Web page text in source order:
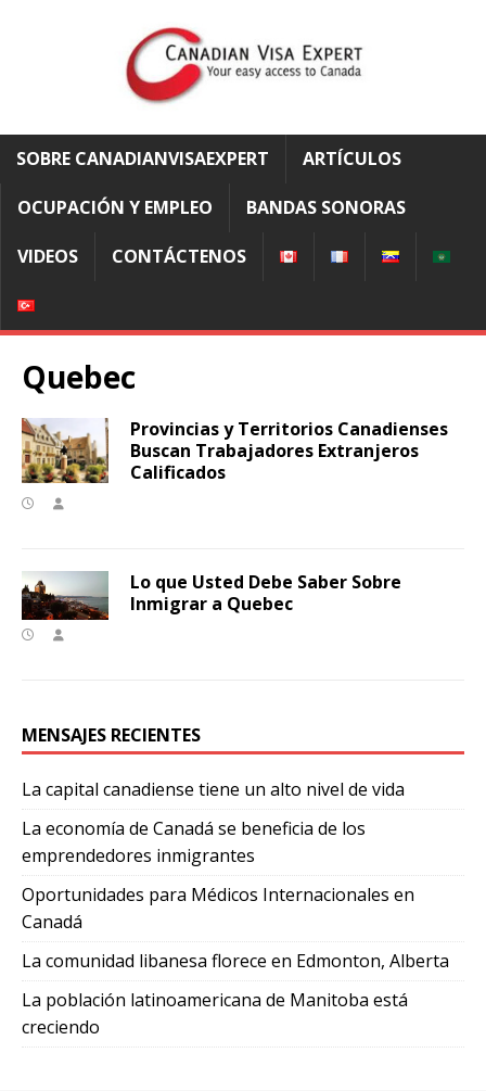
SOBRE CANADIANVISAEXPERT ARTÍCULOS
OCUPACIÓN Y EMPLEO BANDAS SONORAS
VIDEOS CONTÁCTENOS
Quebec
Provincias y Territorios Canadienses
Buscan Trabajadores Extranjeros
Calificados
Lo que Usted Debe Saber Sobre
Inmigrar a Quebec
MENSAJES RECIENTES
La capital canadiense tiene un alto nivel de vida
La economía de Canadá se beneficia de los
emprendedores inmigrantes
Oportunidades para Médicos Internacionales en
Canadá
La comunidad libanesa florece en Edmonton, Alberta
La población latinoamericana de Manitoba está
creciendo